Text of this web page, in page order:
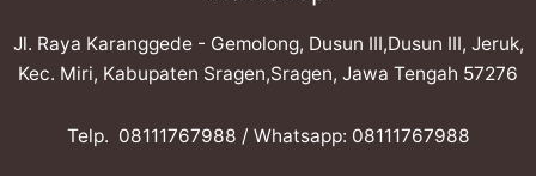
Jl. Raya Karanggede - Gemolong, Dusun III,Dusun III, Jeruk,
Kec. Miri, Kabupaten Sragen,Sragen, Jawa Tengah 57276
Telp. ​08111767988 / Whatsapp: ​08111767988